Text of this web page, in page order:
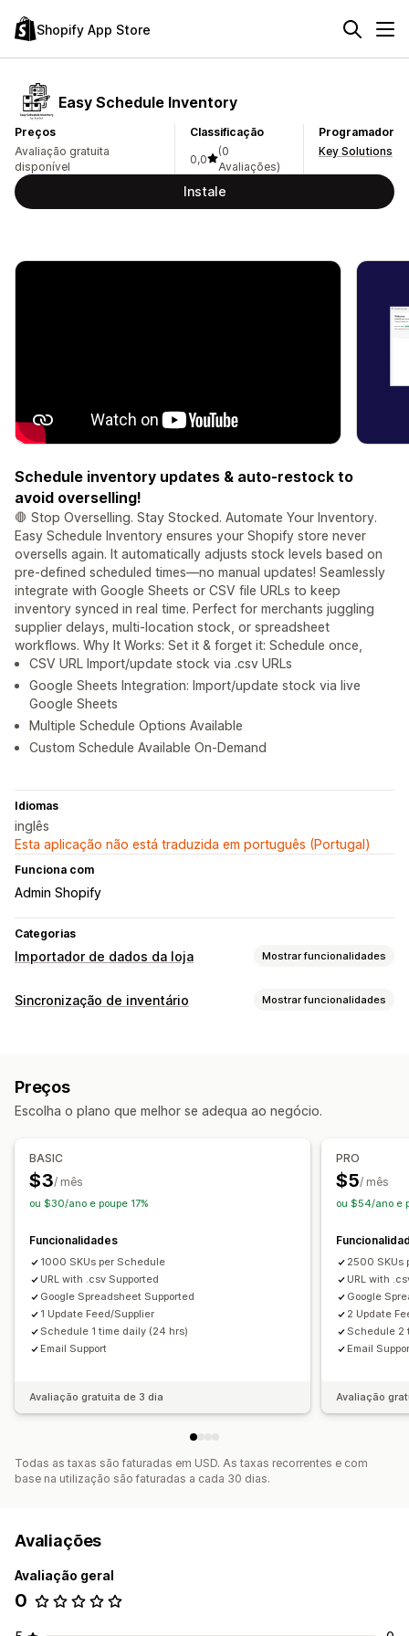
Shopify App Store
Easy Schedule Inventory
Preços
Avaliação gratuita
disponível
Classificação
0,0
(0
Avaliações)
Programador
Key Solutions
Instale
Schedule inventory updates & auto-restock to
avoid overselling!
🛑 Stop Overselling. Stay Stocked. Automate Your Inventory.
Easy Schedule Inventory ensures your Shopify store never
oversells again. It automatically adjusts stock levels based on
pre-defined scheduled times—no manual updates! Seamlessly
integrate with Google Sheets or CSV file URLs to keep
inventory synced in real time. Perfect for merchants juggling
supplier delays, multi-location stock, or spreadsheet
workflows. Why It Works: Set it & forget it: Schedule once,
CSV URL Import/update stock via .csv URLs
Google Sheets Integration: Import/update stock via live
Google Sheets
Multiple Schedule Options Available
Custom Schedule Available On-Demand
Idiomas
inglês
Esta aplicação não está traduzida em português (Portugal)
Funciona com
Admin Shopify
Categorias
Importador de dados da loja Mostrar funcionalidades
Sincronização de dados
Migração de dados
Assistência a ficheiros grandes
Atualizações em lote
Inventário
Sincronização de inventário Mostrar funcionalidades
Notificações e relatórios
Preços
Escolha o plano que melhor se adequa ao negócio.
BASIC
$3/ mês
ou $30/ano e poupe 17%
Funcionalidades
1000 SKUs per Schedule
URL with .csv Supported
Google Spreadsheet Supported
1 Update Feed/Supplier
Schedule 1 time daily (24 hrs)
Email Support
Avaliação gratuita de 3 dia
PRO
$5/ mês
ou $54/ano e
2500 SKUs
URL with
Google
2 Update
Schedule 2
Email
Avaliação
Todas as taxas são faturadas em USD. As taxas recorrentes e com
base na utilização são faturadas a cada 30 dias.
Avaliações
Avaliação geral
0